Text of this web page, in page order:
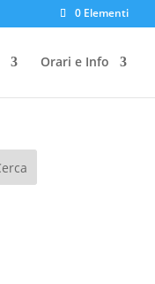
0 Elementi
Orari e Info